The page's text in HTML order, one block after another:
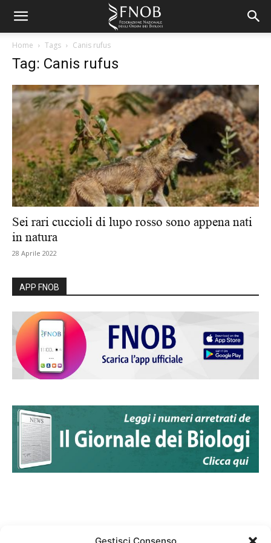
Home Tags Canis rufus
Tag: Canis rufus
Sei rari cuccioli di lupo rosso sono appena nati
in natura
28 Aprile 2022
APP FNOB